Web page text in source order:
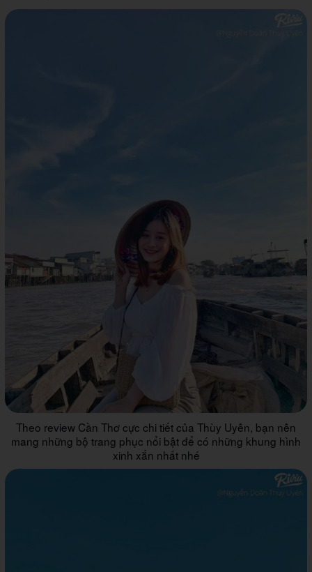
Theo review Cần Thơ cực chi tiết của Thùy Uyên, bạn nên
mang những bộ trang phục nổi bật để có những khung hình
xinh xắn nhất nhé